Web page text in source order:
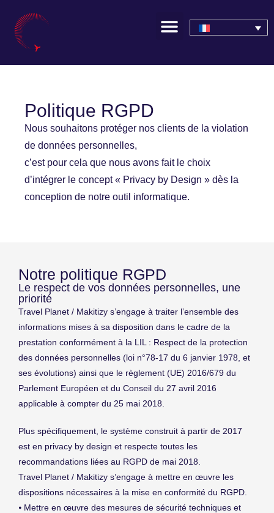
Politique RGPD
Nous souhaitons protéger nos clients de la violation
de données personnelles,
c’est pour cela que nous avons fait le choix
d’intégrer le concept« Privacy by Design » dès la
conception de notre outil informatique.
Notre politique RGPD
Le respect de vos données personnelles, une
priorité
Travel Planet / Makitizy s’engage à traiter l’ensemble des
informations mises à sa disposition dans le cadre de la
prestation conformément à la LIL : Respect de la protection
des données personnelles (loi n°78-17 du 6 janvier 1978, et
ses évolutions) ainsi que le règlement (UE) 2016/679 du
Parlement Européen et du Conseil du 27 avril 2016
applicable à compter du 25 mai 2018.
Plus spécifiquement, le système construit à partir de 2017
est en privacy by design et respecte toutes les
recommandations liées au RGPD de mai 2018.
Travel Planet / Makitizy s’engage à mettre en œuvre les
dispositions nécessaires à la mise en conformité du RGPD.
⦁ Mettre en œuvre des mesures de sécurité techniques et